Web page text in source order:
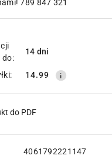
789 847 321
Wyślij
do:
14 dni
14.99
do PDF
4061792221147